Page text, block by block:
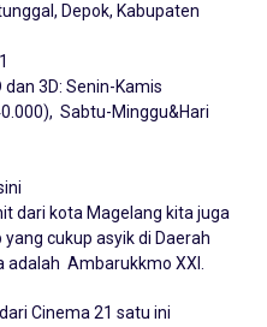
Depok, Kabupaten
dan 3D: Senin-Kamis
Sabtu-Minggu&Hari
dari kota Magelang kita juga
cukup asyik di Daerah
Ambarukkmo XXI.
Cinema 21 satu ini